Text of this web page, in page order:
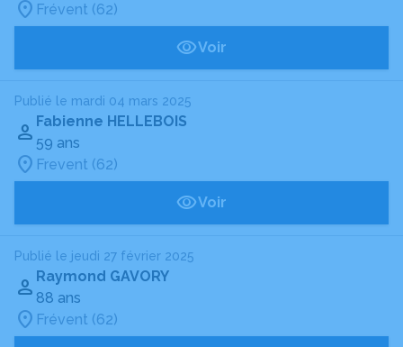
Frévent (62)
Voir
Publié le mardi 04 mars 2025
Fabienne HELLEBOIS
59 ans
Frevent (62)
Voir
Publié le jeudi 27 février 2025
Raymond GAVORY
88 ans
Frévent (62)